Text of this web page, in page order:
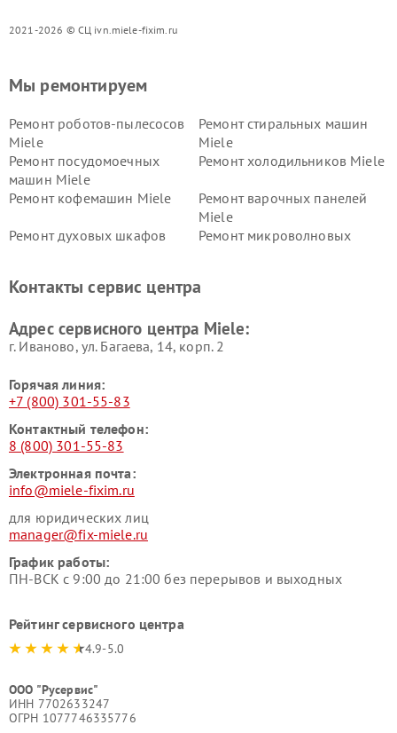
2021-2026 © СЦ ivn.miele-fixim.ru
Мы ремонтируем
Ремонт роботов-пылесосов
Miele
Ремонт стиральных машин
Miele
Ремонт посудомоечных
машин Miele
Ремонт холодильников Miele
Ремонт кофемашин Miele
Ремонт варочных панелей
Miele
Ремонт духовых шкафов
Ремонт микроволновых
Miele
Miele
пылесосов Miele
Контакты сервис центра
Адрес сервисного центра Miele:
г. Иваново, ул. Багаева, 14, корп. 2
Горячая линия:
+7 (800) 301-55-83
Контактный телефон:
8 (800) 301-55-83
Электронная почта:
info@miele-fixim.ru
для юридических лиц
manager@fix-miele.ru
График работы:
ПН-ВСК с 9:00 до 21:00 без перерывов и выходных
Рейтинг сервисного центра
4.9-5.0
ООО "Русервис"
ИНН 7702633247
ОГРН 1077746335776